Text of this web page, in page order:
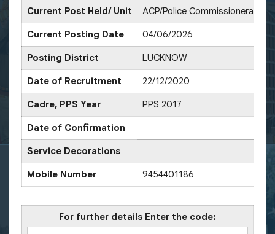
Current Post Held/ Unit ACP/Police Commissionerate
Current Posting Date 04/06/2026
Posting District LUCKNOW
Date of Recruitment 22/12/2020
Cadre, PPS Year PPS 2017
Date of Confirmation
Service Decorations
Mobile Number 9454401186
For further details Enter the code: